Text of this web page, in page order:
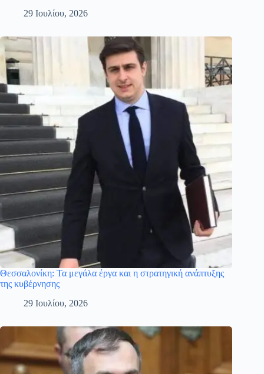
29 Ιουλίου, 2026
Θεσσαλονίκη: Τα μεγάλα έργα και η στρατηγική ανάπτυξης
της κυβέρνησης
29 Ιουλίου, 2026